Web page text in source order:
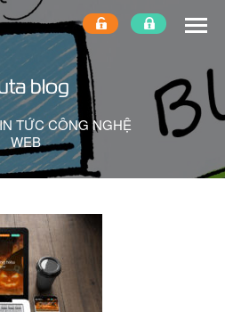
blog
TỨC CÔNG NGHỆ
WEB